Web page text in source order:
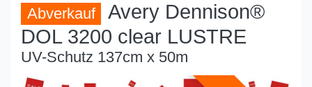
Abverkauf
Avery Dennison®
DOL 3200 clear LUSTRE
UV-Schutz 137cm x 50m